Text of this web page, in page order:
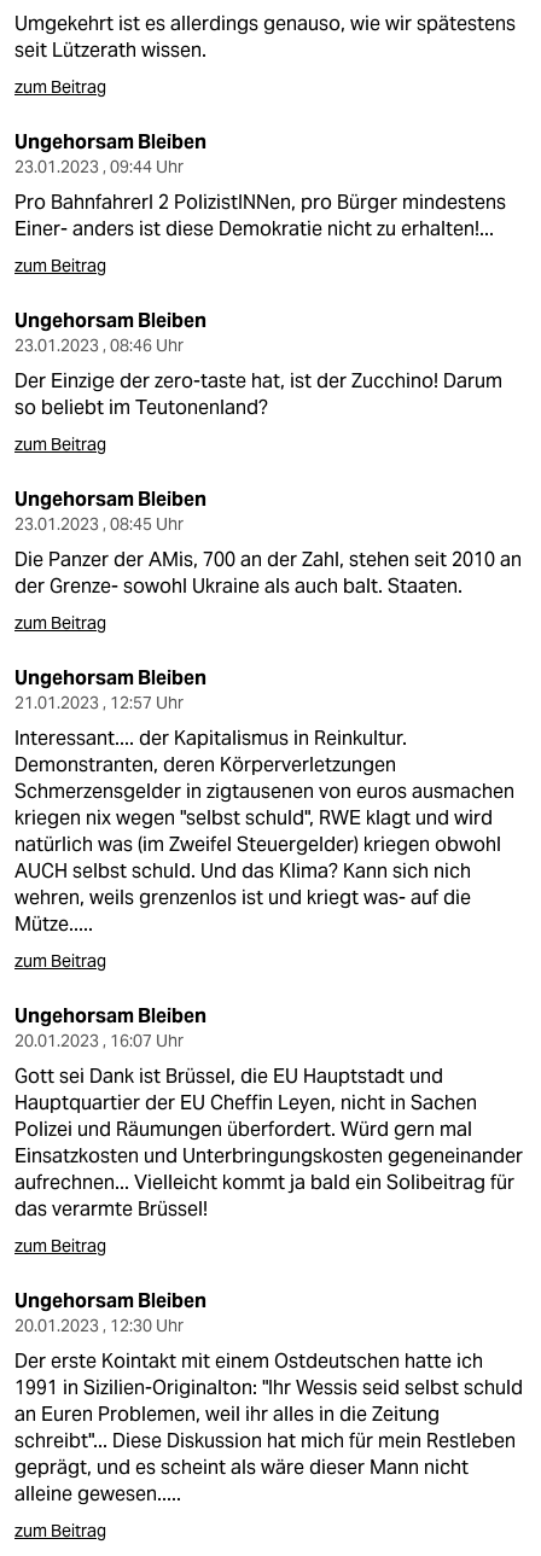
Umgekehrt ist es allerdings genauso, wie wir spätestens
seit Lützerath wissen.
zum Beitrag
Ungehorsam Bleiben
23.01.2023 , 09:44 Uhr
Pro BahnfahrerI 2 PolizistINNen, pro Bürger mindestens
Einer- anders ist diese Demokratie nicht zu erhalten!...
zum Beitrag
Ungehorsam Bleiben
23.01.2023 , 08:46 Uhr
Der Einzige der zero-taste hat, ist der Zucchino! Darum
so beliebt im Teutonenland?
zum Beitrag
Ungehorsam Bleiben
23.01.2023 , 08:45 Uhr
Die Panzer der AMis, 700 an der Zahl, stehen seit 2010 an
der Grenze- sowohl Ukraine als auch balt. Staaten.
zum Beitrag
Ungehorsam Bleiben
21.01.2023 , 12:57 Uhr
Interessant.... der Kapitalismus in Reinkultur.
Demonstranten, deren Körperverletzungen
Schmerzensgelder in zigtausenen von euros ausmachen
kriegen nix wegen "selbst schuld", RWE klagt und wird
natürlich was (im Zweifel Steuergelder) kriegen obwohl
AUCH selbst schuld. Und das Klima? Kann sich nich
wehren, weils grenzenlos ist und kriegt was- auf die
Mütze.....
zum Beitrag
Ungehorsam Bleiben
20.01.2023 , 16:07 Uhr
Gott sei Dank ist Brüssel, die EU Hauptstadt und
Hauptquartier der EU Cheffin Leyen, nicht in Sachen
Polizei und Räumungen überfordert. Würd gern mal
Einsatzkosten und Unterbringungskosten gegeneinander
aufrechnen... Vielleicht kommt ja bald ein Solibeitrag für
das verarmte Brüssel!
zum Beitrag
Ungehorsam Bleiben
20.01.2023 , 12:30 Uhr
Der erste Kointakt mit einem Ostdeutschen hatte ich
1991 in Sizilien-Originalton: "Ihr Wessis seid selbst schuld
an Euren Problemen, weil ihr alles in die Zeitung
schreibt"... Diese Diskussion hat mich für mein Restleben
geprägt, und es scheint als wäre dieser Mann nicht
alleine gewesen.....
zum Beitrag